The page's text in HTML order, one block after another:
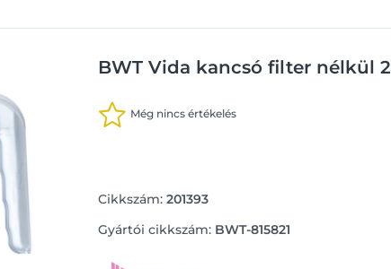
BWT Vida kancsó filter nélkül
Még nincs értékelés
Cikkszám: 201393
Gyártói cikkszám: BWT-815821